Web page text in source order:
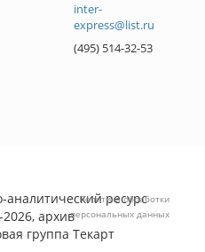
inter-
express@list.ru
(495) 514-32-53
ресурс
архив
группа Текарт
Политика обработки
персональных данных